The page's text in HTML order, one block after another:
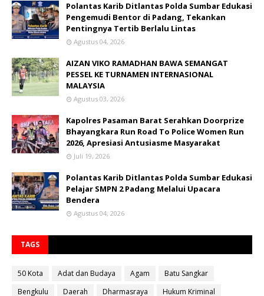
Polantas Karib Ditlantas Polda Sumbar Edukasi
Pengemudi Bentor di Padang, Tekankan
Pentingnya Tertib Berlalu Lintas
Agustus 04, 2026
AIZAN VIKO RAMADHAN BAWA SEMANGAT
PESSEL KE TURNAMEN INTERNASIONAL
MALAYSIA
Agustus 03, 2026
Kapolres Pasaman Barat Serahkan Doorprize
Bhayangkara Run Road To Police Women Run
2026, Apresiasi Antusiasme Masyarakat
Juli 19, 2026
Polantas Karib Ditlantas Polda Sumbar Edukasi
Pelajar SMPN 2 Padang Melalui Upacara
Bendera
Agustus 04, 2026
TAGS
50 Kota Adat dan Budaya Agam
Batu Sangkar
Bengkulu
Daerah Dharmasraya Hukum Kriminal